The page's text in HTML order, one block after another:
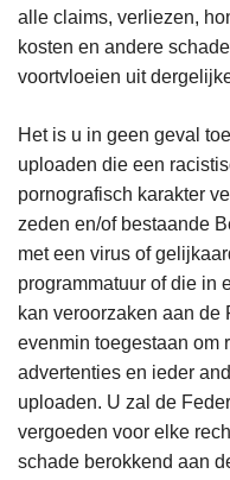
alle claims, verliezen,
kosten en andere
voortvloeien uit
Het is u in geen geval
uploaden die een
pornografisch karakter
zeden en/of bestaande
met een virus of
programmatuur of die in
kan veroorzaken aan
evenmin toegestaan om
advertenties en ieder
uploaden. U zal de
vergoeden voor elke
schade berokkend aan